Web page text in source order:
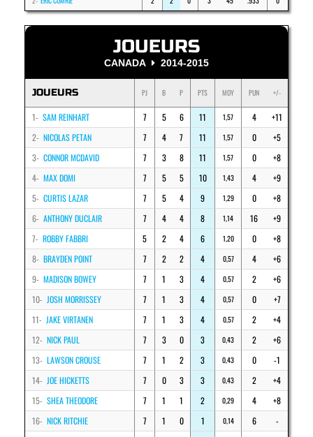
JOUEURS
CANADA 2014-2015
JOUEURS PJ B P PTS MOY PUN +/-
1- SAM REINHART 7 5 6 11 1,57 4
+11
2- NICOLAS PETAN 7 4 7 11 1,57 0
+5
3- CONNOR MCDAVID 7 3 8 11 1,57 0
+8
4- MAX DOMI 7 5 5 10 1,43 4
+9
5- CURTIS LAZAR 7 5 4 9 1,29 0
+8
6- ANTHONY DUCLAIR 7 4 4 8 1,14 16
+9
7- ROBBY FABBRI 5 2 4 6 1,20 0
+8
8- BRAYDEN POINT 7 2 2 4 0,57 4
+6
9- MADISON BOWEY 7 1 3 4 0,57 2
+6
10- JOSH MORRISSEY 7 1 3 4 0,57 0
+7
11- JAKE VIRTANEN 7 1 3 4 0,57 2
+4
12- NICK PAUL 7 3 0 3 0,43 2
+6
13- LAWSON CROUSE 7 1 2 3 0,43 0
-1
14- JOE HICKETTS 7 0 3 3 0,43 2
+4
15- SHEA THEODORE 7 1 1 2 0,29 4
+8
16- NICK RITCHIE 7 1 0 1 0,14 6
-